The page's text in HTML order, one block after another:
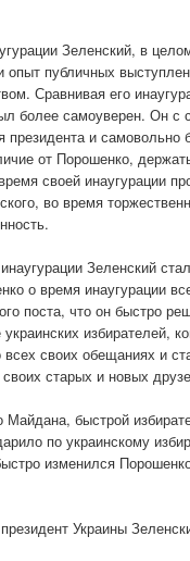
Зеленский, в
опыт публичных
Сравнивая его
более самоуверен. Он с
президента и
от Порошенко,
своей инаугурации
во время
Зеленский
о время инаугурации
поста, что он быстро
избирателей,
своих обещаниях и
старых и новых
быстрой
по украинскому
изменился
Украины